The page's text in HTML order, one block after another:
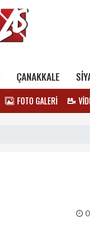
ÇANAKKALE
FOTO GALERİ